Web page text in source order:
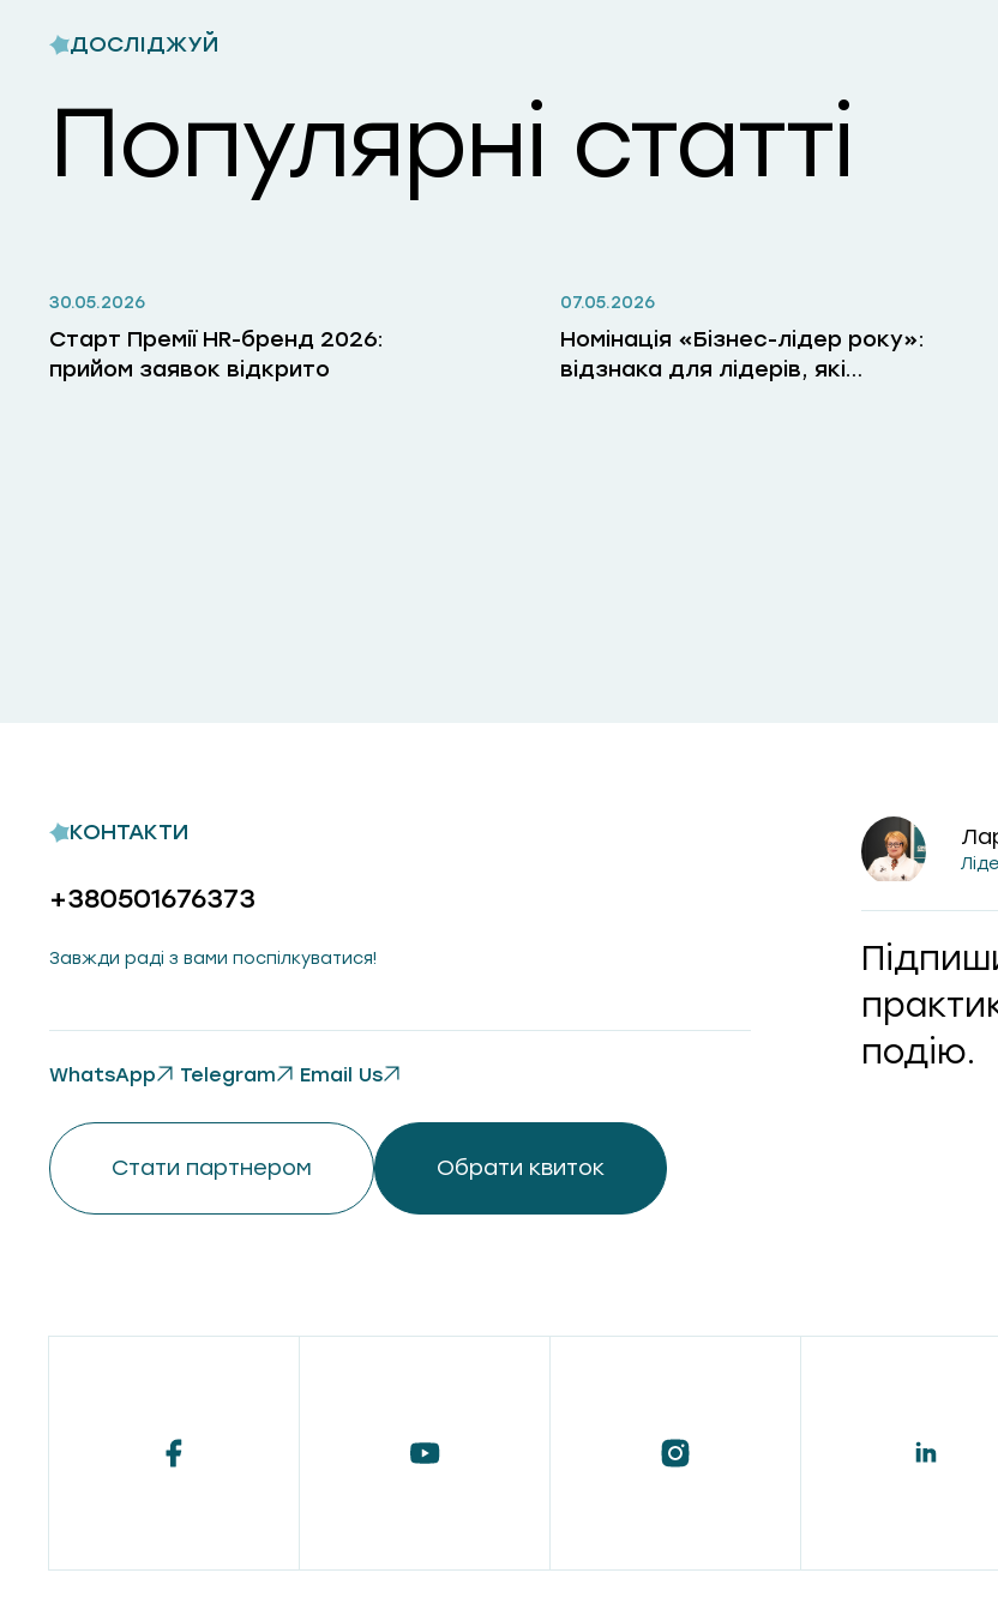
ДОСЛІДЖУЙ
Популярні статті
30.05.2026
Старт Премії HR-бренд 2026:
прийом заявок відкрито
07.05.2026
Номінація «Бізнес-лідер року»:
відзнака для лідерів, які
КОНТАКТИ
+380501676373
Завжди раді з вами поспілкуватися!
WhatsApp Telegram Email Us
Стати партнером Обрати квиток
подію.